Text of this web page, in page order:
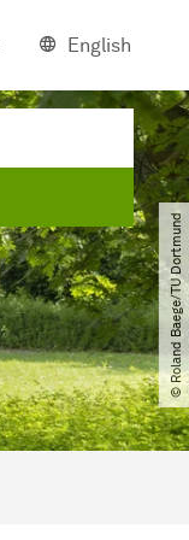
English
© Roland Baege​/​TU Dortmund